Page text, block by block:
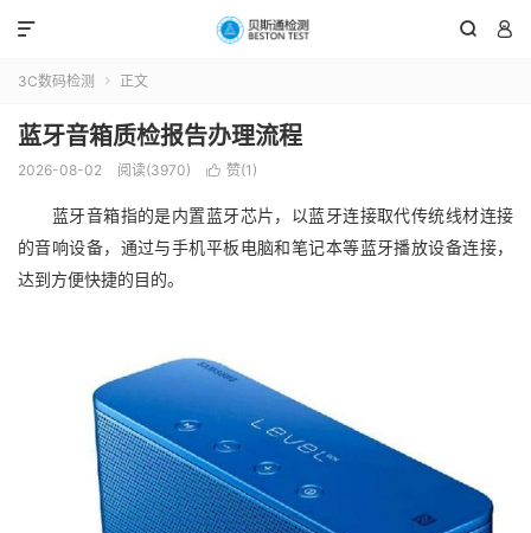
 

3C数码检测  正文
蓝牙音箱质检报告办理流程
2026-08-02 阅读(3970)  赞(1 )
蓝牙音箱指的是内置蓝牙芯片，以蓝牙连接取代传统线材连接
的音响设备，通过与手机平板电脑和笔记本等蓝牙播放设备连接，
达到方便快捷的目的。